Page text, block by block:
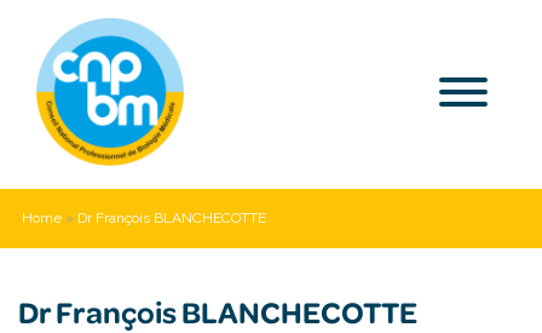
Home » Dr François BLANCHECOTTE
Dr François BLANCHECOTTE